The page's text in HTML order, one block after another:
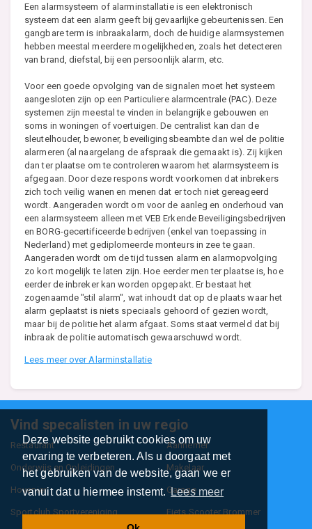
Deze website gebruikt cookies om uw
ervaring te verbeteren. Als u doorgaat met
het gebruiken van de website, gaan we er
vanuit dat u hiermee instemt.Lees meer
Een alarmsysteem of alarminstallatie is een elektronisch
systeem dat een alarm geeft bij gevaarlijke gebeurtenissen. Een
gangbare term is inbraakalarm, doch de huidige alarmsystemen
hebben meestal meerdere mogelijkheden, zoals het detecteren
van brand, diefstal, bij een persoonlijk alarm, etc.
Voor een goede opvolging van de signalen moet het systeem
aangesloten zijn op een Particuliere alarmcentrale (PAC). Deze
systemen zijn meestal te vinden in belangrijke gebouwen en
soms in woningen of voertuigen. De centralist kan dan de
sleutelhouder, bewoner, beveiligingsbeambte dan wel de politie
alarmeren (al naargelang de afspraak die gemaakt is). Zij kijken
dan ter plaatse om te controleren waarom het alarmsysteem is
afgegaan. Door deze respons wordt voorkomen dat inbrekers
zich toch veilig wanen en menen dat er toch niet gereageerd
wordt. Aangeraden wordt om voor de aanleg en onderhoud van
een alarmsysteem alleen met VEB Erkende Beveiligingsbedrijven
en BORG-gecertificeerde bedrijven (enkel van toepassing in
Nederland) met gediplomeerde monteurs in zee te gaan.
Aangeraden wordt om de tijd tussen alarm en alarmopvolging
zo kort mogelijk te laten zijn. Hoe eerder men ter plaatse is, hoe
eerder de inbreker kan worden opgepakt. Er bestaat het
zogenaamde "stil alarm", wat inhoudt dat op de plaats waar het
alarm geplaatst is niets speciaals gehoord of gezien wordt,
maar bij de politie het alarm afgaat. Soms staat vermeld dat bij
inbraak de politie automatisch gewaarschuwd wordt.
Lees meer over Alarminstallatie
Vind specalisten in uw regio
Restaurant Aannemer
Onderwijs en Opleidingen Makelaar
Hovenier Garage
Sportclub Sportvereniging Fiets Scooter Brommer